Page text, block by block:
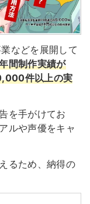
などを展開して
間制作実績が
件以上の実
を手がけてお
ルや声優をキャ
るため、納得の